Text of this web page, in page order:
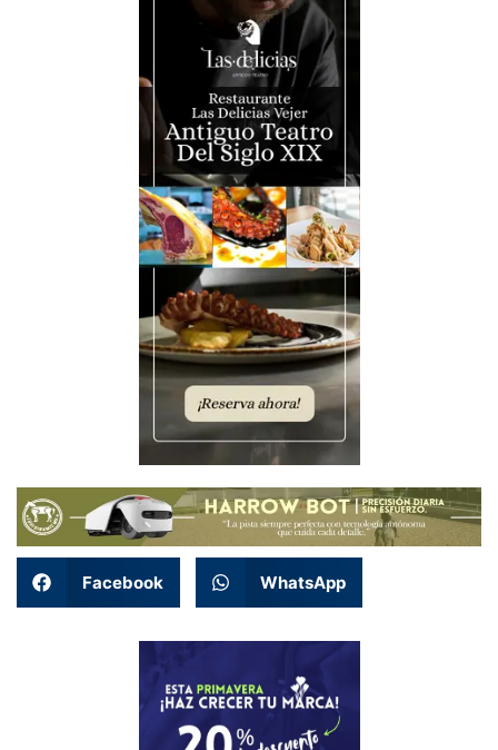
Facebook WhatsApp